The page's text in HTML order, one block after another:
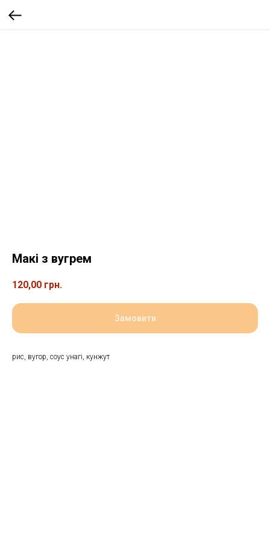
Макі з вугрем
120,00 грн.
Замовити
рис, вугор, соус унагі, кунжут